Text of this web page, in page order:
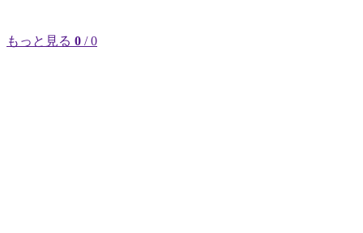
もっと見る 0 / 0